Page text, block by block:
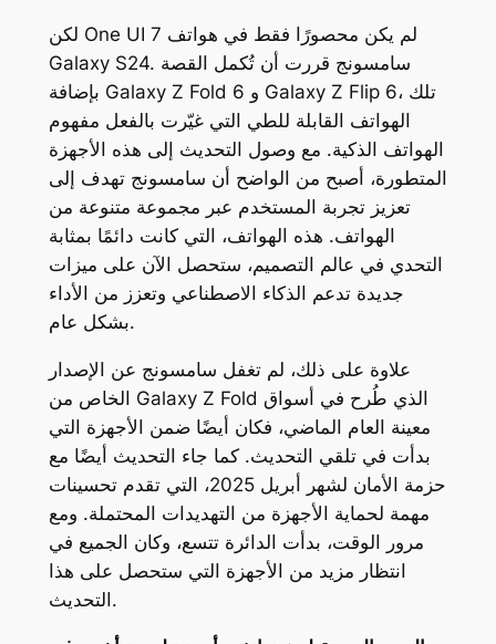
لكن One UI 7 لم يكن محصورًا فقط في هواتف
Galaxy S24. سامسونج قررت أن تُكمل القصة
بإضافة Galaxy Z Fold 6 و Galaxy Z Flip 6، تلك
الهواتف القابلة للطي التي غيّرت بالفعل مفهوم
الهواتف الذكية. مع وصول التحديث إلى هذه الأجهزة
المتطورة، أصبح من الواضح أن سامسونج تهدف إلى
تعزيز تجربة المستخدم عبر مجموعة متنوعة من
الهواتف. هذه الهواتف، التي كانت دائمًا بمثابة
التحدي في عالم التصميم، ستحصل الآن على ميزات
جديدة تدعم الذكاء الاصطناعي وتعزز من الأداء
بشكل عام.
علاوة على ذلك، لم تغفل سامسونج عن الإصدار
الخاص من Galaxy Z Fold الذي طُرح في أسواق
معينة العام الماضي، فكان أيضًا ضمن الأجهزة التي
بدأت في تلقي التحديث. كما جاء التحديث أيضًا مع
حزمة الأمان لشهر أبريل 2025، التي تقدم تحسينات
مهمة لحماية الأجهزة من التهديدات المحتملة. ومع
مرور الوقت، بدأت الدائرة تتسع، وكان الجميع في
انتظار مزيد من الأجهزة التي ستحصل على هذا
التحديث.